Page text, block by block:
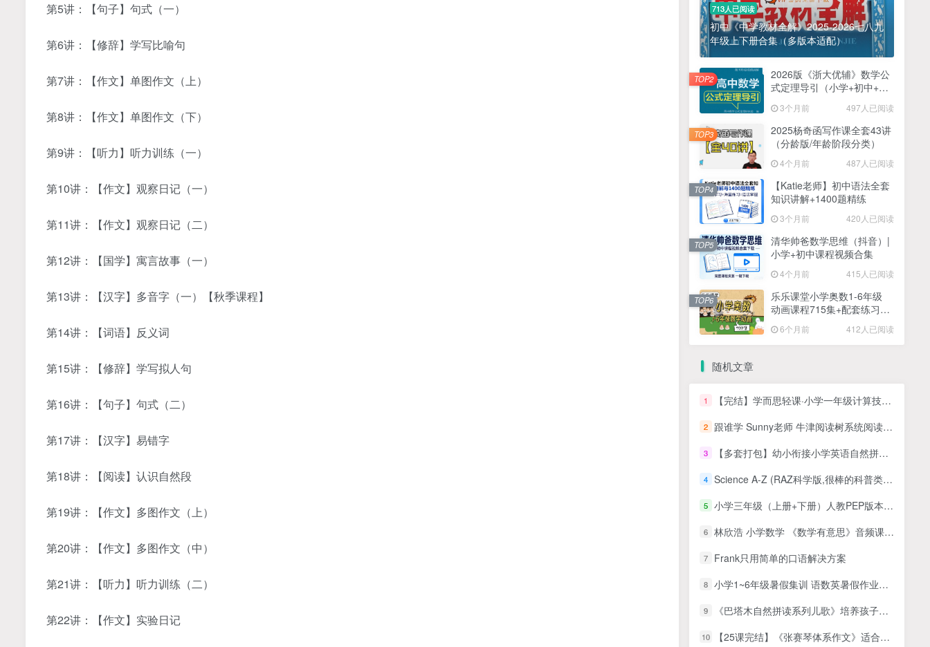
第5讲：【句子】句式（一）
第6讲：【修辞】学写比喻句
第7讲：【作文】单图作文（上）
第8讲：【作文】单图作文（下）
第9讲：【听力】听力训练（一）
第10讲：【作文】观察日记（一）
第11讲：【作文】观察日记（二）
第12讲：【国学】寓言故事（一）
第13讲：【汉字】多音字（一）【秋季课程】
第14讲：【词语】反义词
第15讲：【修辞】学写拟人句
第16讲：【句子】句式（二）
第17讲：【汉字】易错字
第18讲：【阅读】认识自然段
第19讲：【作文】多图作文（上）
第20讲：【作文】多图作文（中）
第21讲：【听力】听力训练（二）
第22讲：【作文】实验日记
713人已阅读
初中《中学教材全解》2025-2026七八九
年级上下册合集（多版本适配）
2026版《浙大优辅》数学公
式定理导引（小学+初中+高
3个月前 497人已阅读
TOP2
2025杨奇函写作课全套43讲
（分龄版/年龄阶段分类）
4个月前 487人已阅读
TOP3
【Katie老师】初中语法全套
知识讲解+1400题精练
3个月前 420人已阅读
TOP4
清华帅爸数学思维（抖音）|
小学+初中课程视频合集
4个月前 415人已阅读
TOP5
乐乐课堂小学奥数1-6年级
动画课程715集+配套练习册
6个月前 412人已阅读
TOP6
随机文章
1 【完结】学而思轻课·小学一年级计算技巧一课通MP4视频课+PDF讲义 百度网盘下载
2 跟谁学 Sunny老师 牛津阅读树系统阅读课（一阶+二阶完结）
3 【多套打包】幼小衔接小学英语自然拼读教学MP4视频资料百度网盘下载，英语学习启蒙教学网课视频课程
4 Science A-Z (RAZ科学版,很棒的科普类分级读物)全套资料[音频+视频+PDF+部分教案+练习册]
5 小学三年级（上册+下册）人教PEP版本英语课堂配套视频课
6 ​​​​​​​林欣浩 小学数学 《数学有意思》音频课程全30讲mp3
7 Frank只用简单的口语解决方案
8 小学1~6年级暑假集训 语数英暑假作业PDF高清合集
9 《巴塔木自然拼读系列儿歌》培养孩子对英语的兴趣,掌握纯正的英语发音 视频动画百度网盘下载
10 【25课完结】《张赛琴体系作文》适合小学（1-2年级）作文写作提高课程MP4视频文件百度网盘下载